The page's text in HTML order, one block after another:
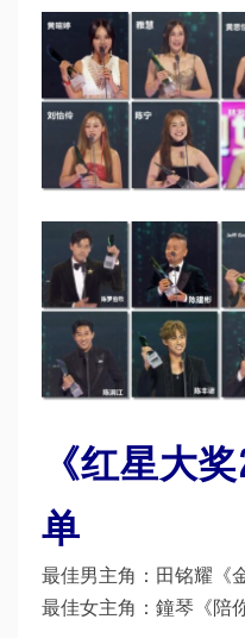
《红星大
单
最佳男主角：田铭耀《
最佳女主角：鐘琴《陪